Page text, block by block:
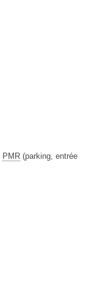
PMR (parking, entrée